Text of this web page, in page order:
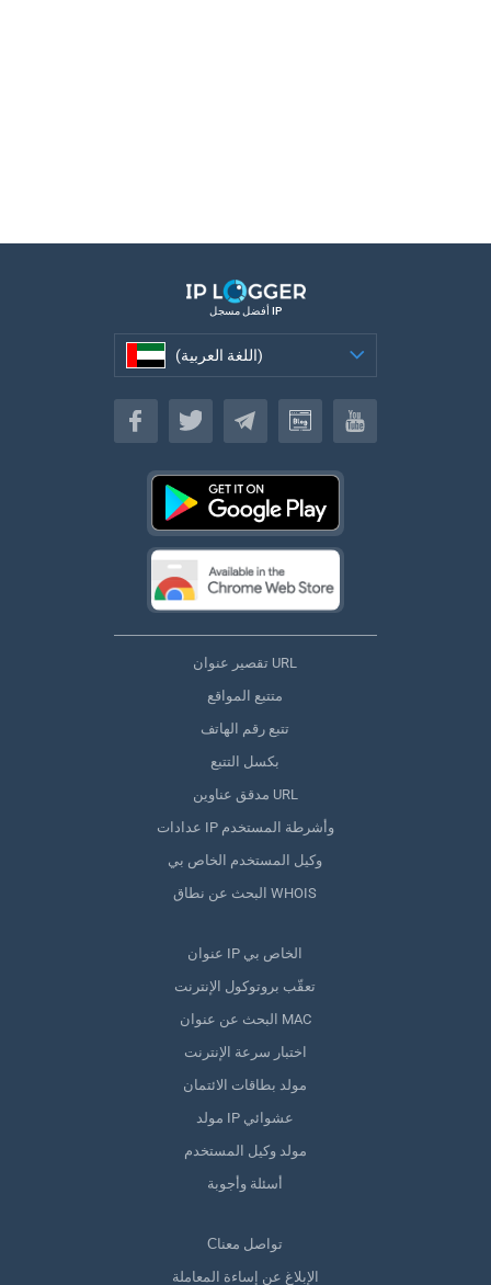
أفضل مسجل IP
(اللغة العربية)
(اللغة العربية)
تقصير عنوان URL
متتبع المواقع
تتبع رقم الهاتف
بكسل التتبع
مدقق عناوين URL
عدادات IP وأشرطة المستخدم
وكيل المستخدم الخاص بي
البحث عن نطاق WHOIS
عنوان IP الخاص بي
تعقّب بروتوكول الإنترنت
البحث عن عنوان MAC
اختبار سرعة الإنترنت
مولد بطاقات الائتمان
مولد IP عشوائي
مولد وكيل المستخدم
أسئلة وأجوبة
Сتواصل معنا
الإبلاغ عن إساءة المعاملة